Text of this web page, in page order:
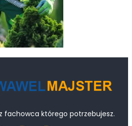
fachowca którego potrzebujesz.